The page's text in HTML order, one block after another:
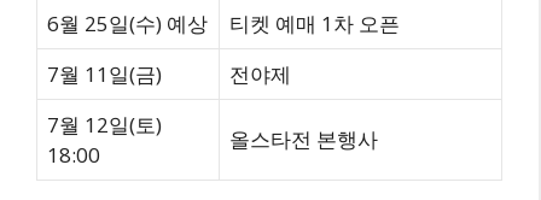
6월 25일(수) 예상
티켓 예매 1차 오픈
7월 11일(금)
전야제
7월 12일(토)
18:00
올스타전 본행사